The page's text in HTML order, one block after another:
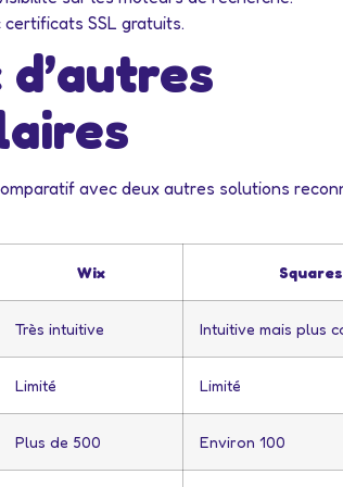
SSL gratuits.
avec deux autres solutions
Wix
Très intuitive Intuitive mais plus
Limité Limité
Plus de 500 Environ 100